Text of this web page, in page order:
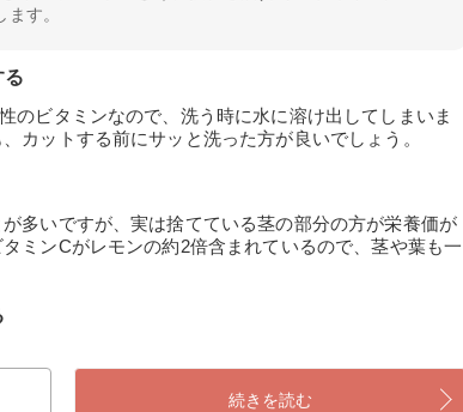
す。
のビタミンなので、洗う時に水に溶け出してしまいま
カットする前にサッと洗った方が良いでしょう。
多いですが、実は捨てている茎の部分の方が栄養価が
ミンCがレモンの約2倍含まれているので、茎や葉も一
続きを読む